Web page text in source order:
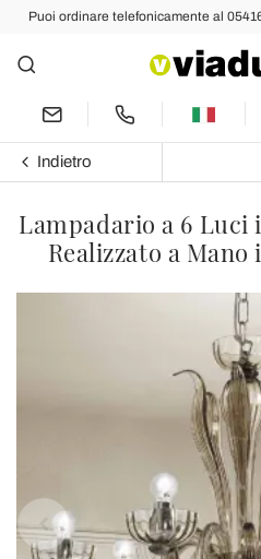
Puoi ordinare telefonicamente al
Indietro
Lampadario a 6 Luci
Realizzato a